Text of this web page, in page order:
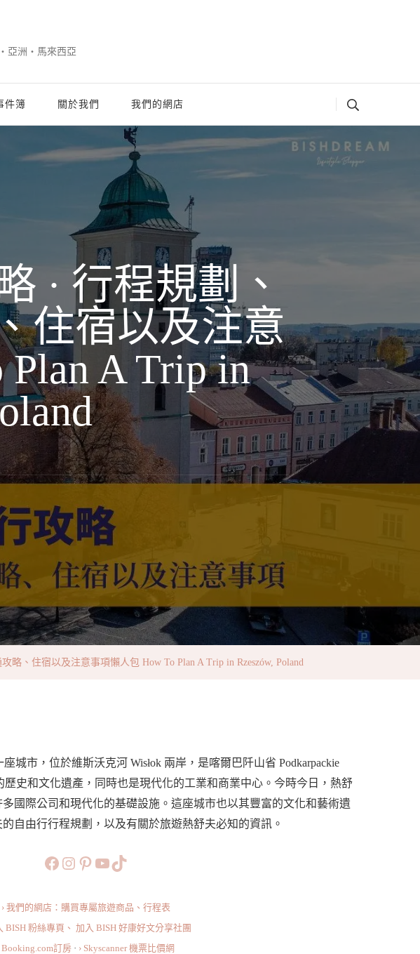
亞洲・馬來西亞
件簿 關於我們 我們的網店
· 行程規劃、
住宿以及注意
A Trip in
略、住宿以及注意事項懶人包 How To Plan A Trip in Rzeszów, Poland
城市，位於維斯沃克河 Wisłok 兩岸，是喀爾巴阡山省 Podkarpackie
歷史和文化遺產，同時也是現代化的工業和商業中心。今時今日，熱舒
國際公司和現代化的基礎設施。這座城市也以其豐富的文化和藝術遺
自由行行程規劃，以及有關於旅遊熱舒夫必知的資訊。
https://www.facebook.com/bishdream
https://www.instagram.com/bishdream/
https://www.pinterest.com/BISHDREAM/
旅行美食小短片TikTok
› 我們的網店：購買專屬旅遊商品、行程表
BISH 粉絲專頁、 加入 BISH 好康好文分享社團
Booking.com訂房 · › Skyscanner 機票比價網